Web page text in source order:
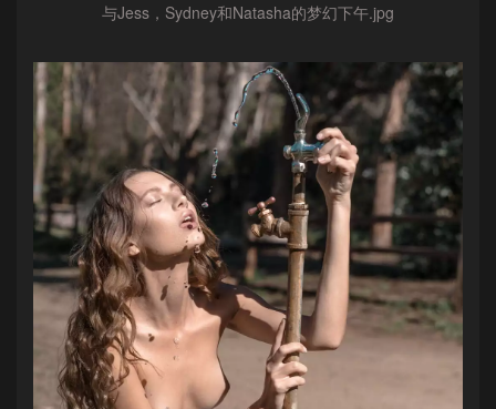
与Jess，Sydney和Natasha的梦幻下午.jpg